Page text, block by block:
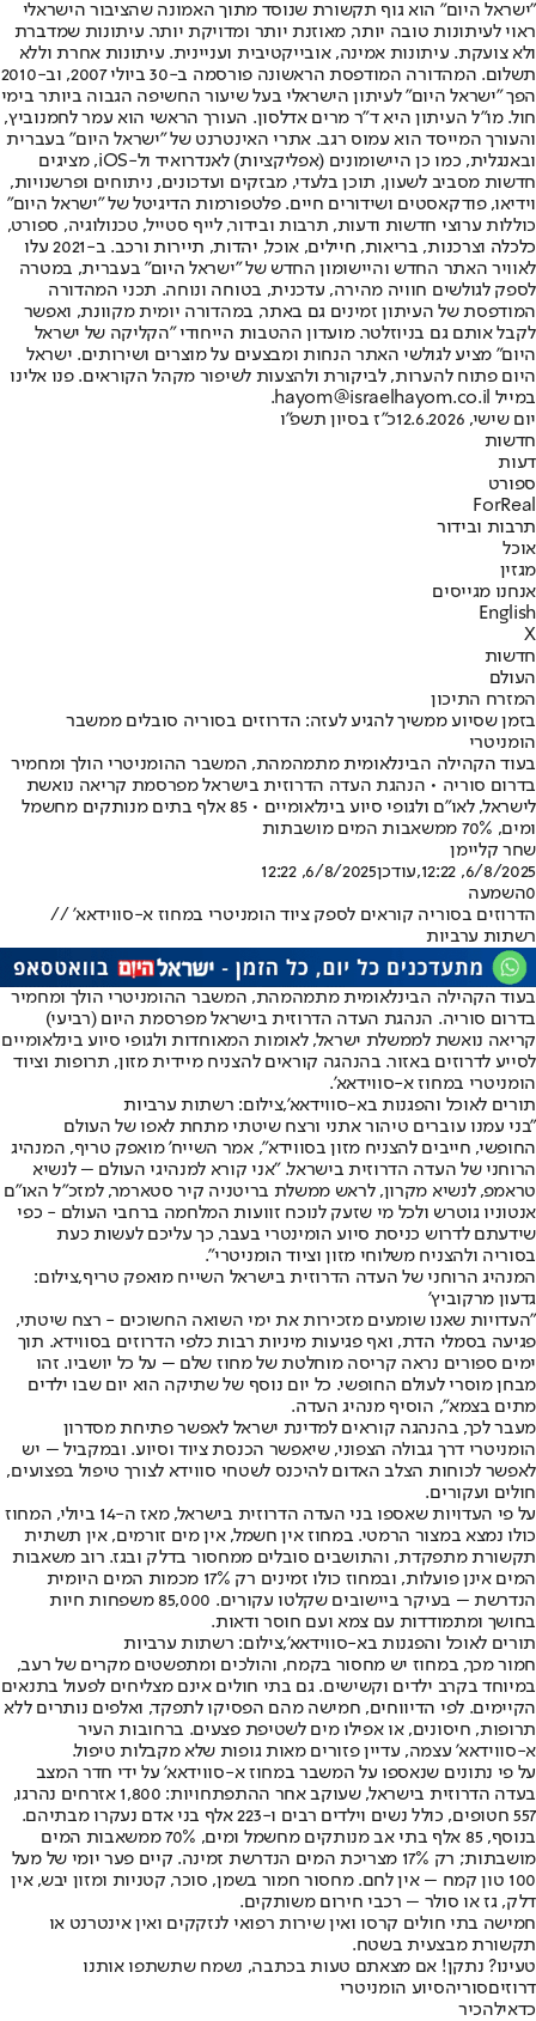
"ישראל היום" הוא גוף תקשורת שנוסד מתוך האמונה שהציבור הישראלי
ראוי לעיתונות טובה יותר, מאוזנת יותר ומדויקת יותר. עיתונות שמדברת
ולא צועקת. עיתונות אמינה, אובייקטיבית ועניינית. עיתונות אחרת וללא
תשלום. המהדורה המודפסת הראשונה פורסמה ב-30 ביולי 2007, וב-2010
הפך "ישראל היום" לעיתון הישראלי בעל שיעור החשיפה הגבוה ביותר בימי
חול. מו"ל העיתון היא ד"ר מרים אדלסון. העורך הראשי הוא עמר לחמנוביץ,
והעורך המייסד הוא עמוס רגב. אתרי האינטרנט של "ישראל היום" בעברית
ובאנגלית, כמו כן היישומונים (אפליקציות) לאנדרואיד ול-iOS, מציגים
חדשות מסביב לשעון, תוכן בלעדי, מבזקים ועדכונים, ניתוחים ופרשנויות,
וידיאו, פודקאסטים ושידורים חיים. פלטפורמות הדיגיטל של "ישראל היום"
כוללות ערוצי חדשות ודעות, תרבות ובידור, לייף סטייל, טכנולוגיה, ספורט,
כלכלה וצרכנות, בריאות, חיילים, אוכל, יהדות, תיירות ורכב. ב-2021 עלו
לאוויר האתר החדש והיישומון החדש של "ישראל היום" בעברית, במטרה
לספק לגולשים חוויה מהירה, עדכנית, בטוחה ונוחה. תכני המהדורה
המודפסת של העיתון זמינים גם באתר, במהדורה יומית מקוונת, ואפשר
לקבל אותם גם בניוזלטר. מועדון ההטבות הייחודי "הקליקה של ישראל
היום" מציע לגולשי האתר הנחות ומבצעים על מוצרים ושירותים. ישראל
היום פתוח להערות, לביקורת ולהצעות לשיפור מקהל הקוראים. פנו אלינו
במייל hayom@israelhayom.co.il.
יום שישי, 12.6.2026
כ"ז בסיון תשפ"ו
חדשות
דעות
ספורט
ForReal
תרבות ובידור
אוכל
מגזין
אנחנו מגייסים
English
X
חדשות
העולם
המזרח התיכון
בזמן שסיוע ממשיך להגיע לעזה: הדרוזים בסוריה סובלים ממשבר
הומניטרי
בעוד הקהילה הבינלאומית מתמהמהת, המשבר ההומניטרי הולך ומחמיר
בדרום סוריה • הנהגת העדה הדרוזית בישראל מפרסמת קריאה נואשת
לישראל, לאו"ם ולגופי סיוע בינלאומיים • 85 אלף בתים מנותקים מחשמל
ומים, 70% ממשאבות המים מושבתות
שחר קליימן
6/8/2025, 12:22
,עודכן6/8/2025, 12:22
0השמעה
הדרוזים בסוריה קוראים לספק ציוד הומניטרי במחוז א-סווידאא' //
רשתות ערביות
בעוד הקהילה הבינלאומית מתמהמהת, המשבר ההומניטרי הולך ומחמיר
בדרום סוריה. הנהגת העדה הדרוזית בישראל מפרסמת היום (רביעי)
קריאה נואשת לממשלת ישראל, לאומות המאוחדות ולגופי סיוע בינלאומיים
לסייע לדרוזים באזור. בהנהגה קוראים להצניח מיידית מזון, תרופות וציוד
הומניטרי במחוז א-סווידאא'.
תורים לאוכל והפגנות בא-סווידאא',צילום: רשתות ערביות
"בני עמנו עוברים טיהור אתני ורצח שיטתי מתחת לאפו של העולם
החופשי, חייבים להצניח מזון בסווידא", אמר השייח' מואפק טריף, המנהיג
הרוחני של העדה הדרוזית בישראל. "אני קורא למנהיגי העולם – לנשיא
טראמפ, לנשיא מקרון, לראש ממשלת בריטניה קיר סטארמר, למזכ"ל האו"ם
אנטוניו גוטרש ולכל מי שזעק לנוכח זוועות המלחמה ברחבי העולם - כפי
שידעתם לדרוש כניסת סיוע הומינטרי בעבר, כך עליכם לעשות כעת
בסוריה ולהצניח משלוחי מזון וציוד הומניטרי".
המנהיג הרוחני של העדה הדרוזית בישראל השייח מואפק טריף,צילום:
גדעון מרקוביץ'
"העדויות שאנו שומעים מזכירות את ימי השואה החשוכים - רצח שיטתי,
פגיעה בסמלי הדת, ואף פגיעות מיניות רבות כלפי הדרוזים בסווידא. תוך
ימים ספורים נראה קריסה מוחלטת של מחוז שלם – על כל יושביו. זהו
מבחן מוסרי לעולם החופשי. כל יום נוסף של שתיקה הוא יום שבו ילדים
מתים בצמא", הוסיף מנהיג העדה.
מעבר לכך, בהנהגה קוראים למדינת ישראל לאפשר פתיחת מסדרון
הומניטרי דרך גבולה הצפוני, שיאפשר הכנסת ציוד וסיוע. ובמקביל – יש
לאפשר לכוחות הצלב האדום להיכנס לשטחי סווידא לצורך טיפול בפצועים,
חולים ועקורים.
על פי העדויות שאספו בני העדה הדרוזית בישראל, מאז ה-14 ביולי, המחוז
כולו נמצא במצור הרמטי. במחוז אין חשמל, אין מים זורמים, אין תשתית
תקשורת מתפקדת, והתושבים סובלים ממחסור בדלק ובגז. רוב משאבות
המים אינן פועלות, ובמחוז כולו זמינים רק 17% מכמות המים היומית
הנדרשת – בעיקר ביישובים שקלטו עקורים. 85,000 משפחות חיות
בחושך ומתמודדות עם צמא ועם חוסר ודאות.
תורים לאוכל והפגנות בא-סווידאא',צילום: רשתות ערביות
חמור מכך, במחוז יש מחסור בקמח, והולכים ומתפשטים מקרים של רעב,
במיוחד בקרב ילדים וקשישים. גם בתי חולים אינם מצליחים לפעול בתנאים
הקיימים. לפי הדיווחים, חמישה מהם הפסיקו לתפקד, ואלפים נותרים ללא
תרופות, חיסונים, או אפילו מים לשטיפת פצעים. ברחובות העיר
א-סווידאא' עצמה, עדיין פזורים מאות גופות שלא מקבלות טיפול.
על פי נתונים שנאספו על המשבר במחוז א-סווידאא' על ידי חדר המצב
בעדה הדרוזית בישראל, שעוקב אחר ההתפתחויות: 1,800 אזרחים נהרגו,
557 חטופים, כולל נשים וילדים רבים ו-223 אלף בני אדם נעקרו מבתיהם.
בנוסף, 85 אלף בתי אב מנותקים מחשמל ומים, 70% ממשאבות המים
מושבתות; רק 17% מצריכת המים הנדרשת זמינה. קיים פער יומי של מעל
100 טון קמח – אין לחם. מחסור חמור בשמן, סוכר, קטניות ומזון יבש, אין
דלק, גז או סולר – רכבי חירום משותקים.
חמישה בתי חולים קרסו ואין שירות רפואי לנזקקים ואין אינטרנט או
תקשורת מבצעית בשטח.
טעינו? נתקן! אם מצאתם טעות בכתבה, נשמח שתשתפו אותנו
דרוזיםסוריהסיוע הומניטרי
כדאילהכיר